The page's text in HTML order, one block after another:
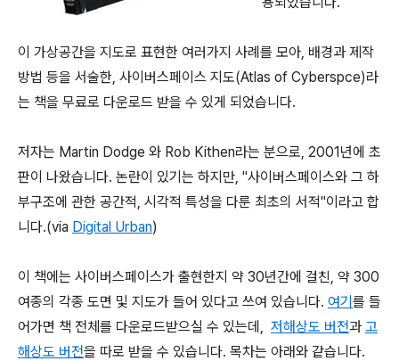
이 가상공간을 지도로 표현한 여러가지 사례를 모아, 배경과 제작
방법 등을 서술한, 사이버스페이스 지도(Atlas of Cyberspce)라
는 책을 무료로 다운로드 받을 수 있게 되었습니다.
저자는 Martin Dodge 와 Rob Kithen라는 분으로, 2001년에 초
판이 나왔습니다. 논란이 있기는 하지만, "사이버스페이스와 그 하
부구조에 관한 공간적, 시각적 특성을 다룬 최초의 서적"이라고 합
니다.(via Digital Urban)
이 책에는 사이버스페이스가 출현한지 약 30년간에 걸친, 약 300
여종의 각종 도면 및 지도가 들어 있다고 쓰여 있습니다. 여기를 들
어가면 책 전체를 다운로드받으실 수 있는데, 저해상도 버전과 고
해상도 버전을 따로 받을 수 있습니다. 목차는 아래와 같습니다.